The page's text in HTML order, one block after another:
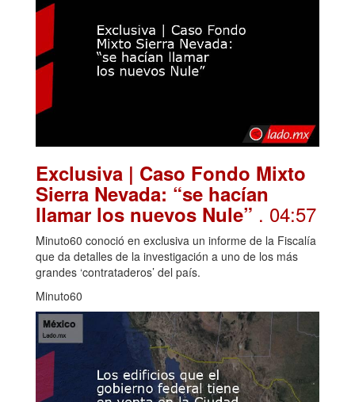
Exclusiva | Caso Fondo Mixto
Sierra Nevada: “se hacían
llamar los nuevos Nule” . 04:57
Minuto60 conoció en exclusiva un informe de la Fiscalía
que da detalles de la investigación a uno de los más
grandes ‘contrataderos’ del país.
Minuto60